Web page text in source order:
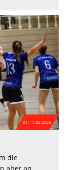
D1: 14.03.2026
die